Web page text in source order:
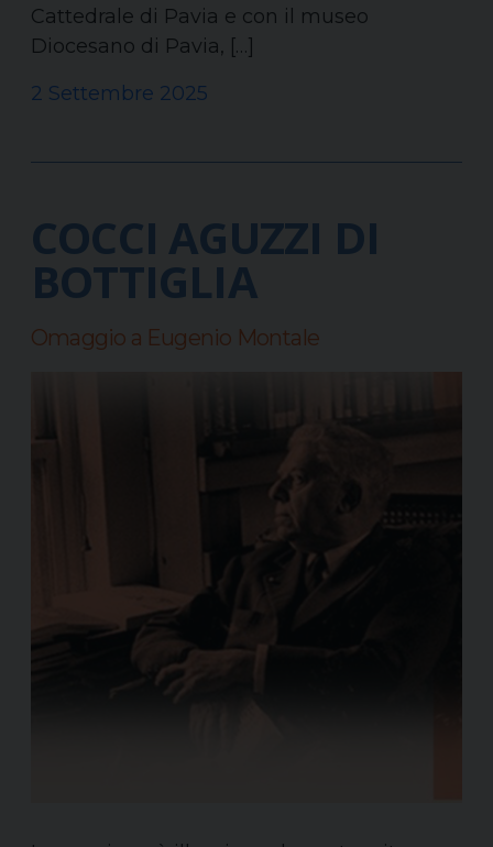
Cattedrale di Pavia e con il museo
Diocesano di Pavia, […]
2 Settembre 2025
COCCI AGUZZI DI
BOTTIGLIA
Omaggio a Eugenio Montale